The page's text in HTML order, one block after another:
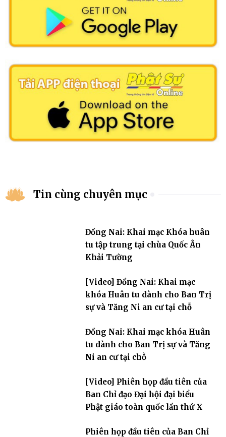
Tin cùng chuyên mục
Đồng Nai: Khai mạc Khóa huân
tu tập trung tại chùa Quốc Ân
Khải Tường
[Video] Đồng Nai: Khai mạc
khóa Huân tu dành cho Ban Trị
sự và Tăng Ni an cư tại chỗ
Đồng Nai: Khai mạc khóa Huân
tu dành cho Ban Trị sự và Tăng
Ni an cư tại chỗ
[Video] Phiên họp đầu tiên của
Ban Chỉ đạo Đại hội đại biểu
Phật giáo toàn quốc lần thứ X
Phiên họp đầu tiên của Ban Chỉ